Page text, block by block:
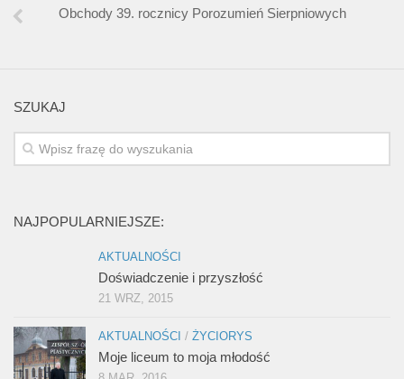
Obchody 39. rocznicy Porozumień Sierpniowych
SZUKAJ
NAJPOPULARNIEJSZE:
AKTUALNOŚCI
Doświadczenie i przyszłość
21 WRZ, 2015
AKTUALNOŚCI / ŻYCIORYS
Moje liceum to moja młodość